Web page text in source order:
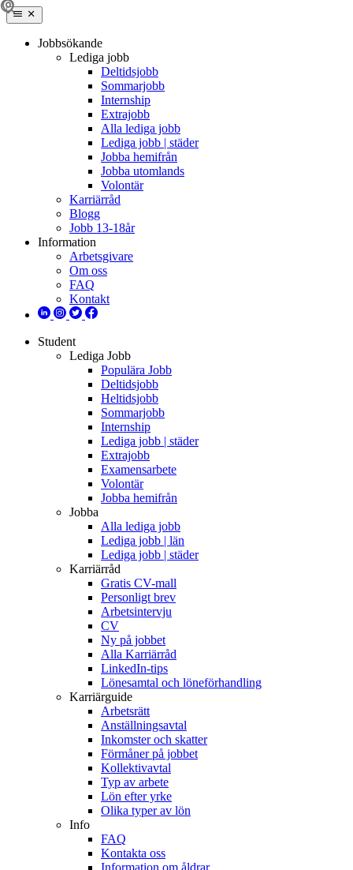
Jobbsökande
Lediga jobb
Deltidsjobb
Sommarjobb
Internship
Extrajobb
Alla lediga jobb
Lediga jobb | städer
Jobba hemifrån
Jobba utomlands
Volontär
Karriärråd
Blogg
Jobb 13-18år
Information
Arbetsgivare
Om oss
FAQ
Kontakt
Student
Lediga Jobb
Populära Jobb
Deltidsjobb
Heltidsjobb
Sommarjobb
Internship
Lediga jobb | städer
Extrajobb
Examensarbete
Volontär
Jobba hemifrån
Jobba
Alla lediga jobb
Lediga jobb | län
Lediga jobb | städer
Karriärråd
Gratis CV-mall
Personligt brev
Arbetsintervju
CV
Ny på jobbet
Alla Karriärråd
LinkedIn-tips
Lönesamtal och löneförhandling
Karriärguide
Arbetsrätt
Anställningsavtal
Inkomster och skatter
Förmåner på jobbet
Kollektivavtal
Typ av arbete
Lön efter yrke
Olika typer av lön
Info
FAQ
Kontakta oss
Information om åldrar